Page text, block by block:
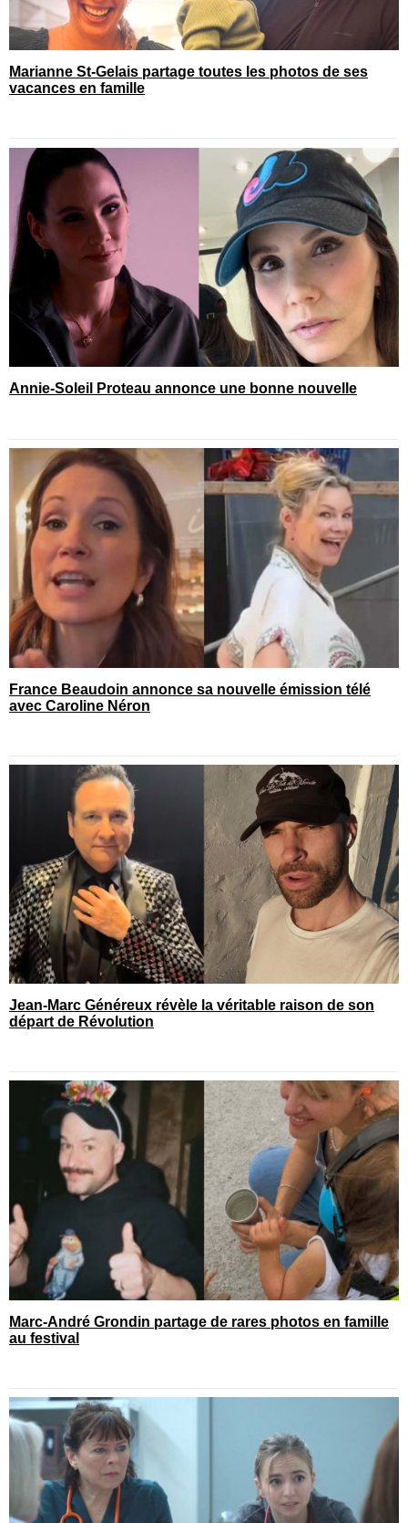
Marianne St-Gelais partage toutes les photos de ses
vacances en famille
Annie-Soleil Proteau annonce une bonne nouvelle
France Beaudoin annonce sa nouvelle émission télé
avec Caroline Néron
Jean-Marc Généreux révèle la véritable raison de son
départ de Révolution
Marc-André Grondin partage de rares photos en famille
au festival